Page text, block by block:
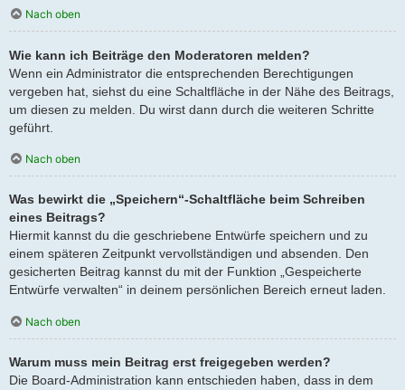
Nach oben
Wie kann ich Beiträge den Moderatoren melden?
Wenn ein Administrator die entsprechenden Berechtigungen
vergeben hat, siehst du eine Schaltfläche in der Nähe des Beitrags,
um diesen zu melden. Du wirst dann durch die weiteren Schritte
geführt.
Nach oben
Was bewirkt die „Speichern“-Schaltfläche beim Schreiben
eines Beitrags?
Hiermit kannst du die geschriebene Entwürfe speichern und zu
einem späteren Zeitpunkt vervollständigen und absenden. Den
gesicherten Beitrag kannst du mit der Funktion „Gespeicherte
Entwürfe verwalten“ in deinem persönlichen Bereich erneut laden.
Nach oben
Warum muss mein Beitrag erst freigegeben werden?
Die Board-Administration kann entschieden haben, dass in dem